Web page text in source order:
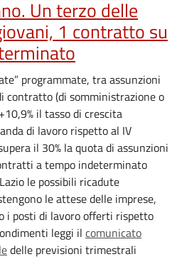
Un terzo delle
1 contratto su
programmate, tra assunzioni
(di somministrazione o
il tasso di crescita
di lavoro rispetto al IV
il 30% la quota di assunzioni
a tempo indeterminato
le possibili ricadute
le attese delle imprese,
i posti di lavoro offerti rispetto
leggi il comunicato
delle previsioni trimestrali